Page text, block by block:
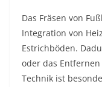
Das Fräsen von
Integration von
Estrichböden.
oder das
Technik ist